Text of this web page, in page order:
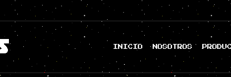
INICIO NOSOTROS